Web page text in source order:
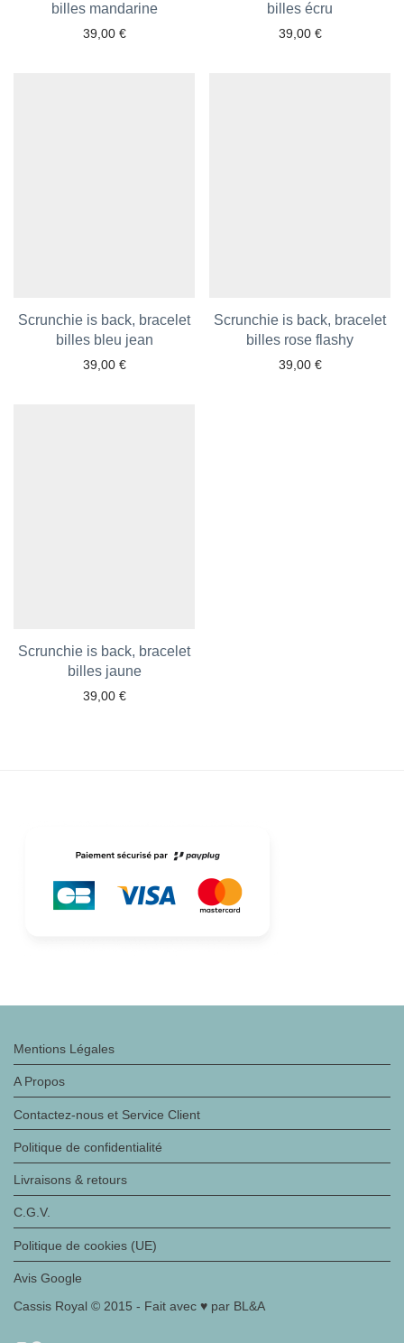
billes mandarine
39,00 €
billes écru
39,00 €
Scrunchie is back, bracelet
billes bleu jean
39,00 €
Scrunchie is back, bracelet
billes rose flashy
39,00 €
Scrunchie is back, bracelet
billes jaune
39,00 €
Mentions Légales
A Propos
Contactez-nous et Service Client
Politique de confidentialité
Livraisons & retours
C.G.V.
Politique de cookies (UE)
Avis Google
Cassis Royal © 2015 - Fait avec ♥ par BL&A